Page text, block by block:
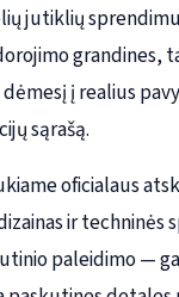
jutiklių
grandines,
į realius
sąrašą.
oficialaus
ir techninės
paleidimo —